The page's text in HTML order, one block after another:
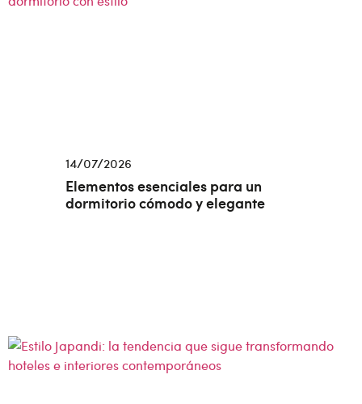
Elementos esenciales para un
dormitorio cómodo y elegante
14/07/2026